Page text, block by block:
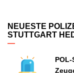
NEUESTE
STUTTGART